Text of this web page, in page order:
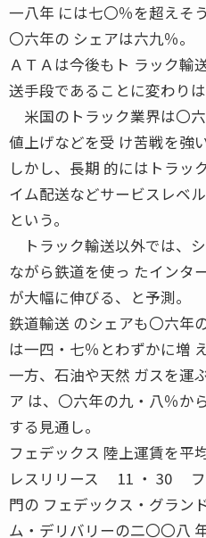
一八年 には七〇％を超えそう
〇六年の シェアは六九％。
ＡＴＡは今後もト ラック輸
送手段であることに変わり
米国のトラック業界は〇
値上げなどを受 け苦戦を強
しかし、長期 的にはトラッ
イム配送などサービスレベ
という。
トラック輸送以外では、
ながら鉄道を使っ たインタ
が大幅に伸びる、と予測。
鉄道輸送 のシェアも〇六年
は一四・七％とわずかに増
一方、石油や天然 ガスを運
ア は、〇六年の九・八％か
する見通し。
フェデックス 陸上運賃を
レスリリース 11 ・ 30 フ
門の フェデックス・グラン
ム・デリバリーの二〇〇八